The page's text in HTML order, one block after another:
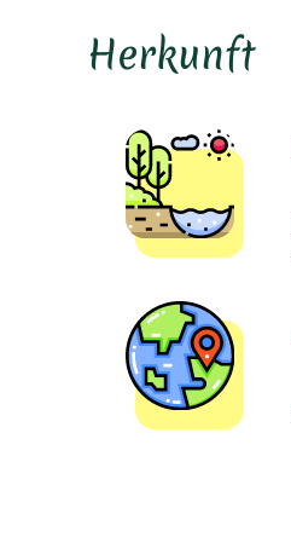
Herkunft